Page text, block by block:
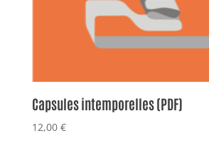
Capsules intemporelles (PDF)
12,00 €